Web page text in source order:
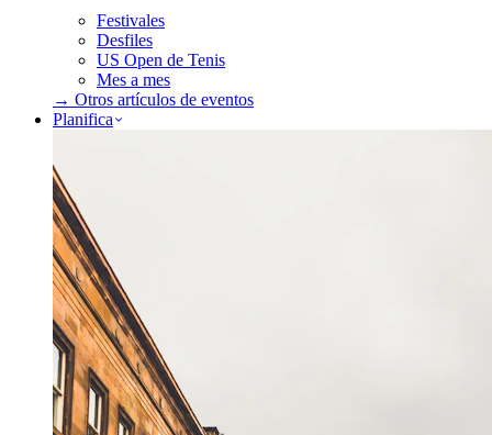
Festivales
Desfiles
US Open de Tenis
Mes a mes
→ Otros artículos de eventos
Planifica